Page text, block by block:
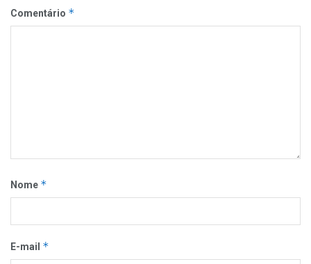
Comentário *
Nome *
E-mail *